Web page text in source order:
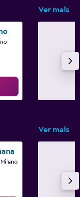
Ver mais
Ver mais
Milano